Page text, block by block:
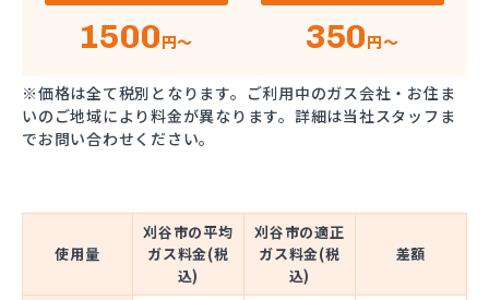
1500円～ 350円～
※価格は全て税別となります。ご利用中のガス会社・お住ま
いのご地域により料金が異なります。詳細は当社スタッフま
でお問い合わせください。
使用量
刈谷市の平均
ガス料金(税
込)
刈谷市の適正
ガス料金(税
込)
差額